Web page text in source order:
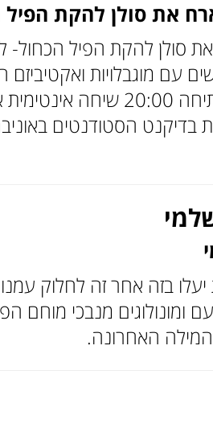
את סולן להקת הפיל
סולן להקת הפיל הכחול-
התכנסות 19:45 דברי פתיחה 20:00
בדיקנט הסטודנטים
בזה אחר זה לחלוק
ומונולוגים מנבכי מוחם
האחרונה.